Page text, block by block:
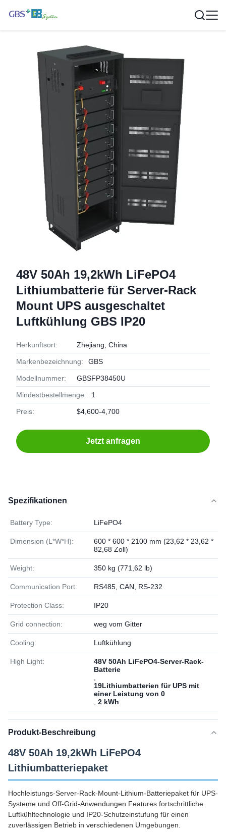
48V 50Ah 19,2kWh LiFePO4
Lithiumbatterie für Server-Rack
Mount UPS ausgeschaltet
Luftkühlung GBS IP20
Herkunftsort: Zhejiang, China
Markenbezeichnung: GBS
Modellnummer: GBSFP38450U
Mindestbestellmenge: 1
Preis: $4,600-4,700
Jetzt anfragen
Spezifikationen
Battery Type: LiFePO4
Dimension (L*W*H):
600 * 600 * 2100 mm (23,62 * 23,62 *
82,68 Zoll)
Weight: 350 kg (771,62 lb)
Communication Port: RS485, CAN, RS-232
Protection Class: IP20
Grid connection: weg vom Gitter
Cooling: Luftkühlung
High Light:
48V 50Ah LiFePO4-Server-Rack-
Batterie
19Lithiumbatterien für UPS mit
einer Leistung von 0
2 kWh
Produkt-Beschreibung
48V 50Ah 19,2kWh LiFePO4
Lithiumbatteriepaket
Hochleistungs-Server-Rack-Mount-Lithium-Batteriepaket für UPS-
Systeme und Off-Grid-Anwendungen.Features fortschrittliche
Luftkühltechnologie und IP20-Schutzeinstufung für einen
zuverlässigen Betrieb in verschiedenen Umgebungen.